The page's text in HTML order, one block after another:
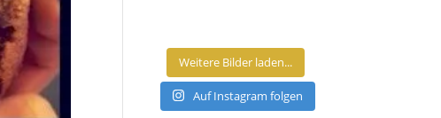
Weitere Bilder laden...
Auf Instagram folgen